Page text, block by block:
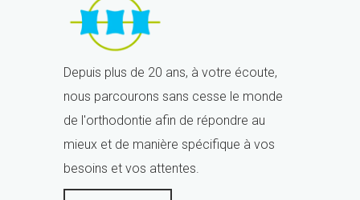
Depuis plus de 20 ans, à votre écoute,
nous parcourons sans cesse le monde
de l'orthodontie afin de répondre au
mieux et de manière spécifique à vos
besoins et vos attentes.